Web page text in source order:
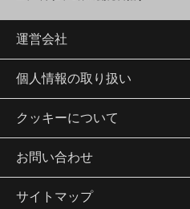
運営会社
個人情報の取り扱い
クッキーについて
お問い合わせ
サイトマップ